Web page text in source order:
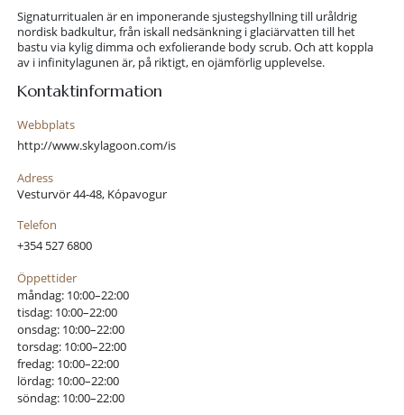
Signaturritualen är en imponerande sjustegshyllning till uråldrig
nordisk badkultur, från iskall nedsänkning i glaciärvatten till het
bastu via kylig dimma och exfolierande body scrub. Och att koppla
av i infinitylagunen är, på riktigt, en ojämförlig upplevelse.
Kontaktinformation
Webbplats
http://www.skylagoon.com/is
Adress
Vesturvör 44-48, Kópavogur
Telefon
+354 527 6800
Öppettider
måndag: 10:00–22:00
tisdag: 10:00–22:00
onsdag: 10:00–22:00
torsdag: 10:00–22:00
fredag: 10:00–22:00
lördag: 10:00–22:00
söndag: 10:00–22:00